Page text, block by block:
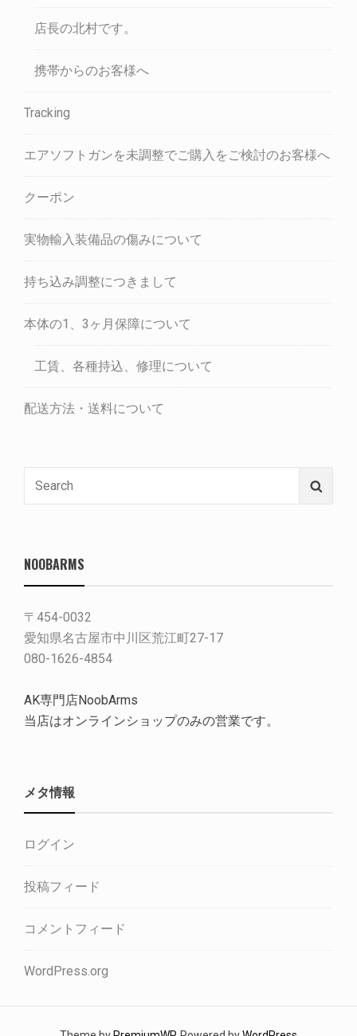
店長の北村です。
携帯からのお客様へ
Tracking
エアソフトガンを未調整でご購入をご検討のお客様へ
クーポン
実物輸入装備品の傷みについて
持ち込み調整につきまして
本体の1、3ヶ月保障について
工賃、各種持込、修理について
配送方法・送料について
NOOBARMS
〒454-0032
愛知県名古屋市中川区荒江町27-17
080-1626-4854
AK専門店NoobArms
当店はオンラインショップのみの営業です。
メタ情報
ログイン
投稿フィード
コメントフィード
WordPress.org